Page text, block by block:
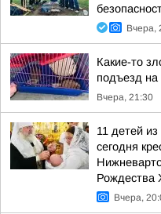
Вчера,
Какие-то
подъезд на
Вчера, 21:30
11 детей
сегодня
Рождества
Вчера,